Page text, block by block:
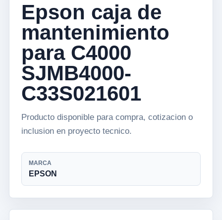
Epson caja de
mantenimiento
para C4000
SJMB4000-
C33S021601
Producto disponible para compra, cotizacion o
inclusion en proyecto tecnico.
MARCA
EPSON